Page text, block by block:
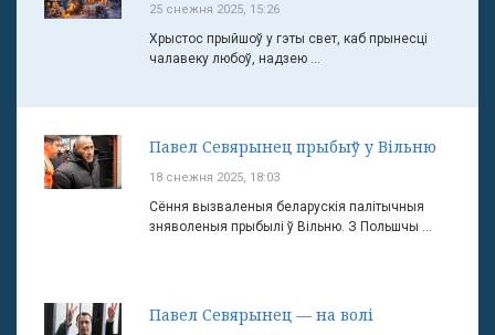
25 снежня 2025, 15:26
Хрыстос прыйшоў у гэты свет, каб прынесці
чалавеку любоў, надзею ...
Павел Севярынец прыбыў у Вільню
18 снежня 2025, 18:03
Сёння вызваленыя беларускія палітычныя
зняволеныя прыбылі ў Вільню. З Польшчы ...
Павел Севярынец — на волі